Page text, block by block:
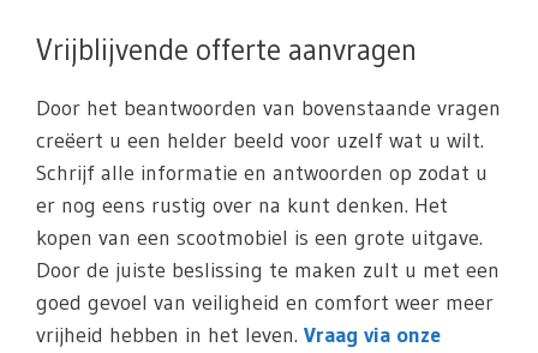
Vrijblijvende offerte aanvragen
Door het beantwoorden van bovenstaande vragen
creëert u een helder beeld voor uzelf wat u wilt.
Schrijf alle informatie en antwoorden op zodat u
er nog eens rustig over na kunt denken. Het
kopen van een scootmobiel is een grote uitgave.
Door de juiste beslissing te maken zult u met een
goed gevoel van veiligheid en comfort weer meer
vrijheid hebben in het leven. Vraag via onze